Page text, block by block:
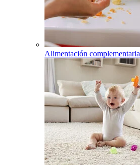
Alimentación complementaria